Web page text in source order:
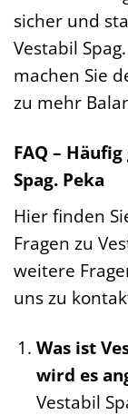
sicher und
Vestabil
machen Sie
zu mehr
FAQ –
Spag. Peka
Hier finden
Fragen zu
weitere
uns zu
Was ist
wird es
Vestabil